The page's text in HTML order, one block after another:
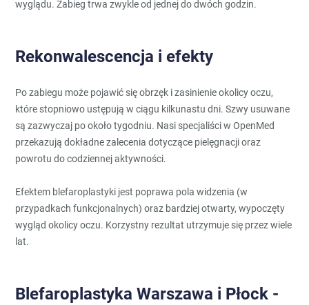
wyglądu. Zabieg trwa zwykle od jednej do dwóch godzin.
Rekonwalescencja i efekty
Po zabiegu może pojawić się obrzęk i zasinienie okolicy oczu,
które stopniowo ustępują w ciągu kilkunastu dni. Szwy usuwane
są zazwyczaj po około tygodniu. Nasi specjaliści w OpenMed
przekazują dokładne zalecenia dotyczące pielęgnacji oraz
powrotu do codziennej aktywności.
Efektem blefaroplastyki jest poprawa pola widzenia (w
przypadkach funkcjonalnych) oraz bardziej otwarty, wypoczęty
wygląd okolicy oczu. Korzystny rezultat utrzymuje się przez wiele
lat.
Blefaroplastyka Warszawa i Płock -